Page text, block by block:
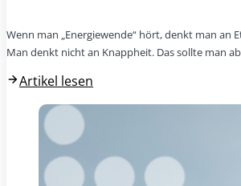
Wenn man „Energiewende“ hört, denkt man
Man denkt nicht an Knappheit. Das sollte man
Artikel lesen